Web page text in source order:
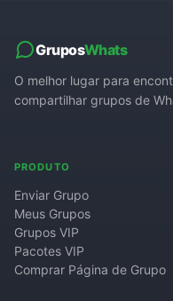
GruposWhats
O melhor lugar para
compartilhar grupos de
PRODUTO
Enviar Grupo
Meus Grupos
Grupos VIP
Pacotes VIP
Comprar Página de Grupo